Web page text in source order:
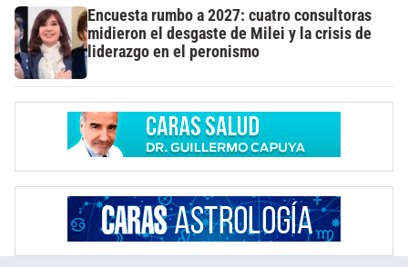
Encuesta rumbo a 2027: cuatro consultoras
midieron el desgaste de Milei y la crisis de
liderazgo en el peronismo